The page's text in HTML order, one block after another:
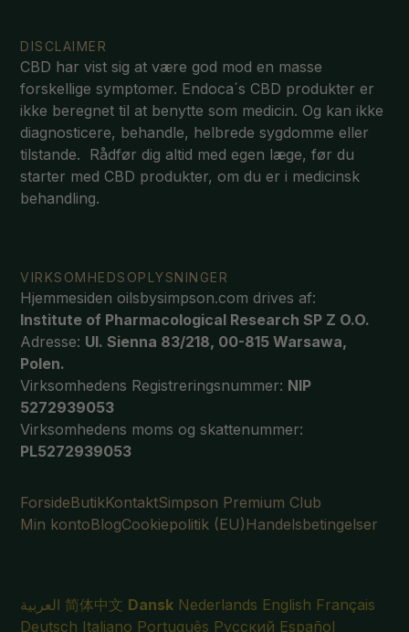
DISCLAIMER
CBD har vist sig at være god mod en masse
forskellige symptomer. Endoca´s CBD produkter er
ikke beregnet til at benytte som medicin. Og kan ikke
diagnosticere, behandle, helbrede sygdomme eller
tilstande. Rådfør dig altid med egen læge, før du
starter med CBD produkter, om du er i medicinsk
behandling.
VIRKSOMHEDSOPLYSNINGER
Hjemmesiden oilsbysimpson.com drives af:
Institute of Pharmacological Research SP Z O.O.
Adresse: Ul. Sienna 83/218, 00-815 Warsawa,
Polen.
Virksomhedens Registreringsnummer: NIP
5272939053
Virksomhedens moms og skattenummer:
PL5272939053
ForsideButikKontaktSimpson Premium Club
Min kontoBlogCookiepolitik (EU)Handelsbetingelser
العربية 简体中文 Dansk Nederlands English Français
Deutsch Italiano Português Русский Español